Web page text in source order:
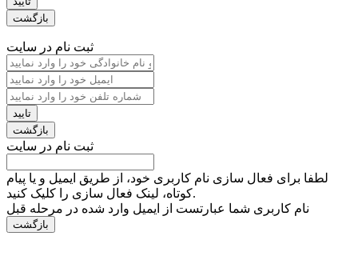
ثبت نام در سایت
ثبت نام در سایت
لطفا برای فعال سازی نام کاربری خود، از طریق ایمیل و یا پیام
کوتاه، لینک فعال سازی را کلیک کنید.
نام کاربری شما عبارتست از ایمیل وارد شده در مرحله قبل